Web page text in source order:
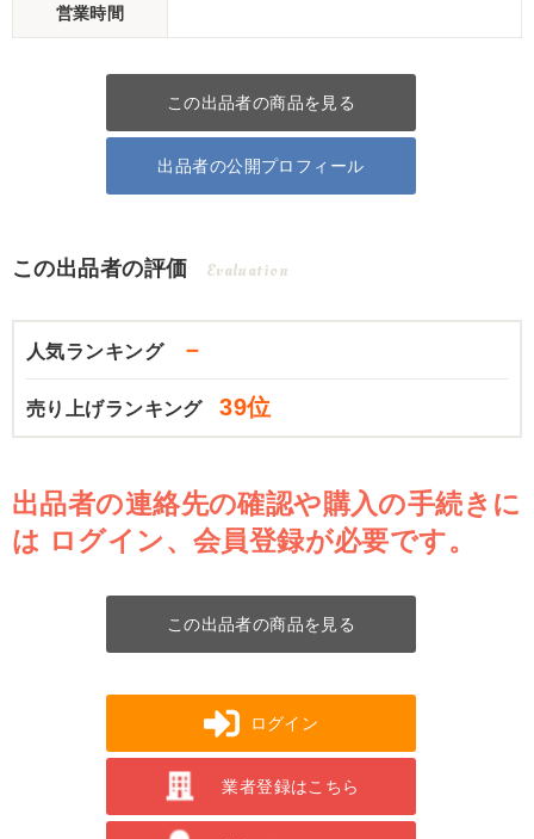
営業時間
この出品者の商品を見る
出品者の公開プロフィール
この出品者の評価 Evaluation
人気ランキング －
売り上げランキング 39位
出品者の連絡先の確認や購入の手続きに
は ログイン、会員登録が必要です。
この出品者の商品を見る
ログイン
業者登録はこちら